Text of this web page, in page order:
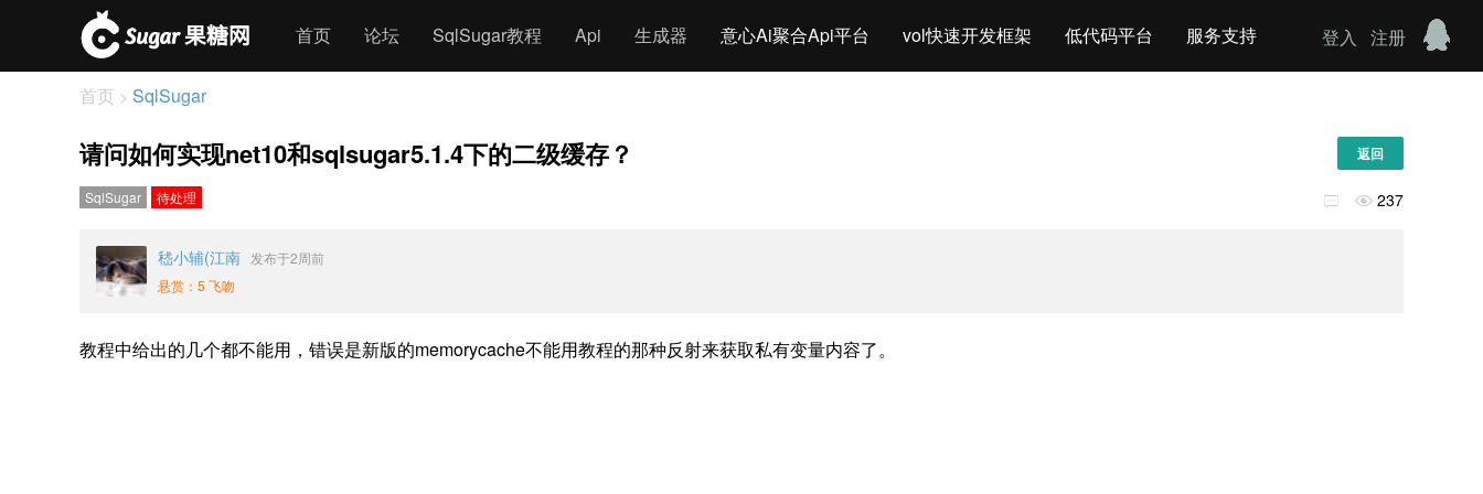
首页 论坛 SqlSugar教程 Api 生成器 意心Ai聚合Api平台 vol快速开发框架 低代码平台 服务支持 登入 注册
首页 > SqlSugar
请问如何实现net10和sqlsugar5.1.4下的二级缓存？ 返回
SqlSugar 待处理   237
嵇小辅(江南 发布于2周前
悬赏：5 飞吻
教程中给出的几个都不能用，错误是新版的memorycache不能用教程的那种反射来获取私有变量内容了。